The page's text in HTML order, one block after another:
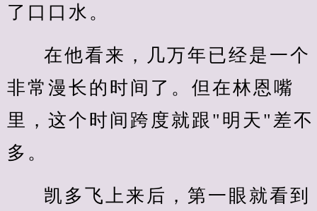
了口口水。
在他看来，几万年已经是一个
非常漫长的时间了。但在林恩嘴
里，这个时间跨度就跟"明天"差不
多。
凯多飞上来后，第一眼就看到